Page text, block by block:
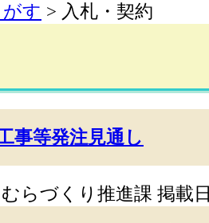
す > 入札・契約
事等発注見通し
らづくり推進課 掲載